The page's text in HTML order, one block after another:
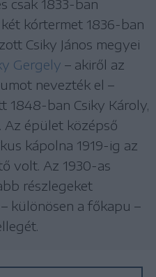
csak 1833-ban
kórtermet 1836-ban
Csiky János megyei
Gergely – akiről az
nevezték el –
1848-ban Csiky Károly,
Az épület középső
kápolna 1919-ig az
volt. Az 1930-as
részlegeket
különösen a főkapu –